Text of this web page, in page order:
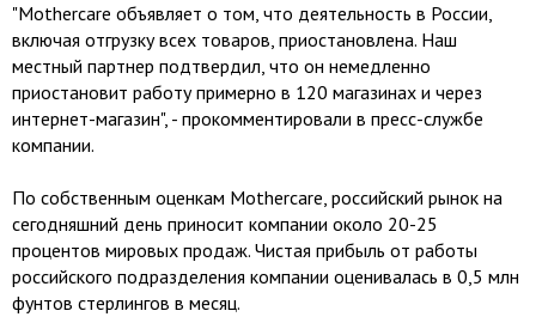
"Mothercare объявляет о том, что деятельность в России,
включая отгрузку всех товаров, приостановлена. Наш
местный партнер подтвердил, что он немедленно
приостановит работу примерно в 120 магазинах и через
интернет-магазин", - прокомментировали в пресс-службе
компании.
По собственным оценкам Mothercare, российский рынок на
сегодняшний день приносит компании около 20-25
процентов мировых продаж. Чистая прибыль от работы
российского подразделения компании оценивалась в 0,5 млн
фунтов стерлингов в месяц.